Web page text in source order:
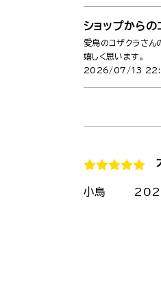
ショップからの
愛鳥のコザクラさん
嬉しく思います。
2026/07/13
小鳥